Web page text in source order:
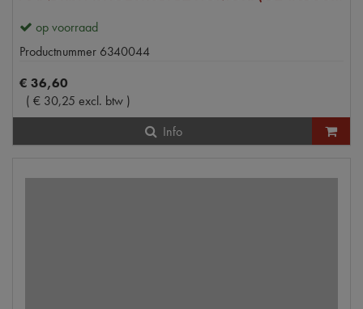
op voorraad
Productnummer 6340044
€ 36,60
( € 30,25 excl. btw )
Info